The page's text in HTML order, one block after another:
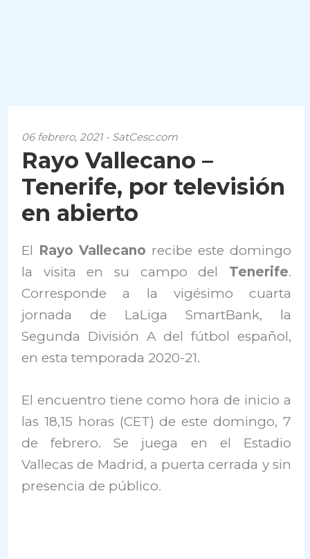
06 febrero, 2021 - SatCesc.com
Rayo Vallecano –
Tenerife, por televisión
en abierto
El Rayo Vallecano recibe este domingo
la visita en su campo del Tenerife.
Corresponde a la vigésimo cuarta
jornada de LaLiga SmartBank, la
Segunda División A del fútbol español,
en esta temporada 2020-21.
El encuentro tiene como hora de inicio a
las 18,15 horas (CET) de este domingo, 7
de febrero. Se juega en el Estadio
Vallecas de Madrid, a puerta cerrada y sin
presencia de público.